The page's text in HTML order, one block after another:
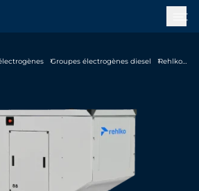
Groupes électrogènes diesel Rehlko KD88